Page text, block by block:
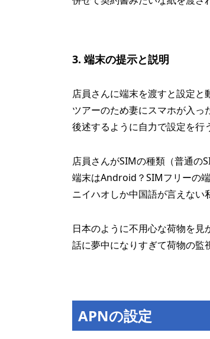
3. 端末の提示と説明
店員さんに端末を渡すと設定と
ツアーのため妻にスマホが入っ
後述するように自力で設定を行
店員さんがSIMの種類（普通の
端末はAndroid？SIMフリーの
ニイハオしか中国語が言えない
日本のように不用心な荷物を見
話に夢中になりすぎて荷物の監
APNの設定